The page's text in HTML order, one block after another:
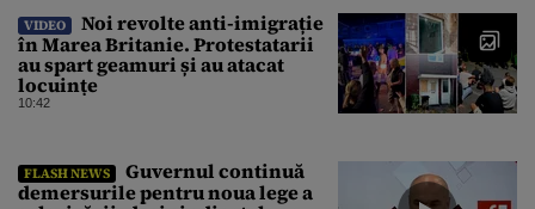
VIDEO
Noi revolte anti-imigrație
în Marea Britanie. Protestatarii
au spart geamuri și au atacat
locuințe
10:42
FLASH NEWS
Guvernul continuă
demersurile pentru noua lege a